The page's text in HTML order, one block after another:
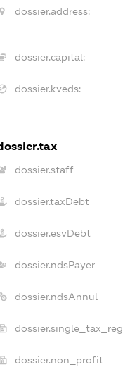
dossier.address:
dossier.capital:
dossier.kveds:
dossier.staff
dossier.taxDebt
dossier.esvDebt
dossier.ndsPayer
dossier.ndsAnnul
dossier.single_tax_reg
dossier.non_profit